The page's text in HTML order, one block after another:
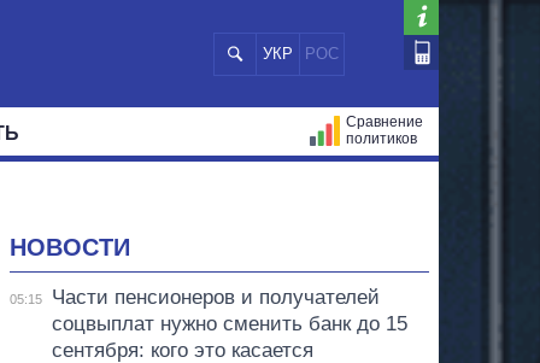
УКР РОС
Сравнение
политиков
НОВОСТИ
05:15
Части пенсионеров и получателей
соцвыплат нужно сменить банк до 15
сентября: кого это касается